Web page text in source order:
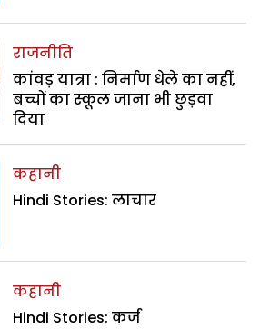
राजनीति
कांवड़ यात्रा : निर्माण धेले का नहीं,
बच्चों का स्कूल जाना भी छुड़वा
दिया
कहानी
Hindi Stories: लाचार
कहानी
Hindi Stories: कर्ज